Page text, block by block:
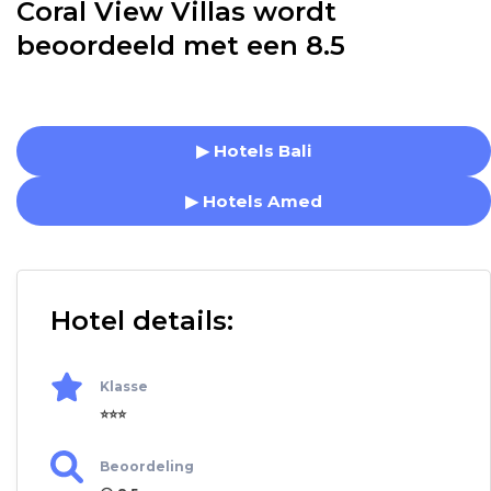
Coral View Villas wordt
beoordeeld met een 8.5
▶ Hotels Bali
▶ Hotels Amed
Hotel details:
Klasse
⭐⭐⭐
Beoordeling